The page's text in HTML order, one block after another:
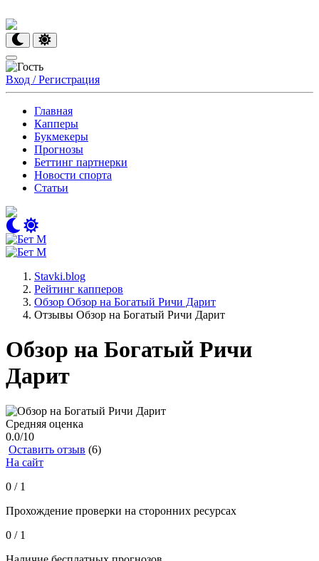
Вход / Регистрация
Главная
Капперы
Букмекеры
Прогнозы
Беттинг партнерки
Новости спорта
Статьи
Stavki.blog
Рейтинг капперов
Обзор Обзор на Богатый Ричи Дарит
Отзывы Обзор на Богатый Ричи Дарит
Обзор на Богатый Ричи
Дарит
Средняя оценка
0.0/10
Оставить отзыв (6)
На сайт
0 / 1
Прохождение проверки на сторонних ресурсах
0 / 1